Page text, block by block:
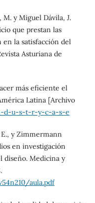
M. y Miguel Dávila, J.
que prestan las
en la satisfacción del
Asturiana de
más eficiente el
Latina [Archivo
d-u-s-t-r-y-c-a-s-e
E., y Zimmermann
en investigación
diseño. Medicina y
aula.pdf